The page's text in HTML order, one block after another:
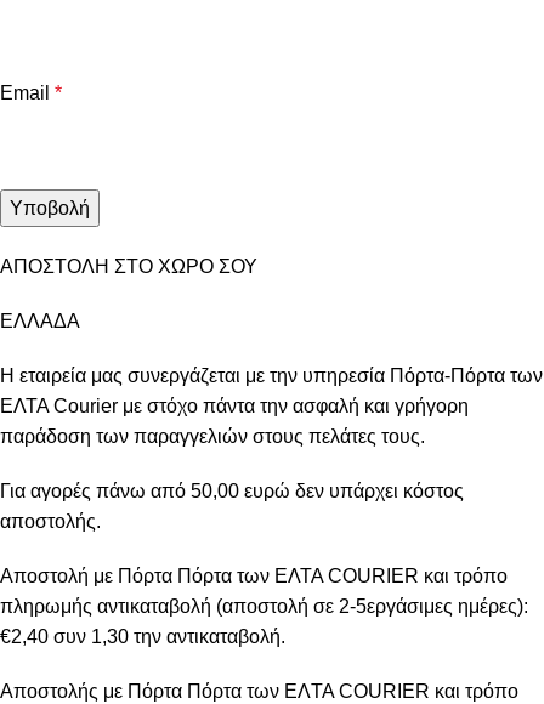
Email *
ΑΠΟΣΤΟΛΗ ΣΤΟ ΧΩΡΟ ΣΟΥ
ΕΛΛΑΔΑ
Η εταιρεία μας συνεργάζεται με την υπηρεσία Πόρτα-Πόρτα των
ΕΛΤΑ Courier με στόχο πάντα την ασφαλή και γρήγορη
παράδοση των παραγγελιών στους πελάτες τους.
Για αγορές πάνω από 50,00 ευρώ δεν υπάρχει κόστος
αποστολής.
Αποστολή με Πόρτα Πόρτα των ΕΛΤΑ COURIER και τρόπο
πληρωμής αντικαταβολή (αποστολή σε 2-5εργάσιμες ημέρες):
€2,40 συν 1,30 την αντικαταβολή.
Αποστολής με Πόρτα Πόρτα των ΕΛTA COURIER και τρόπο